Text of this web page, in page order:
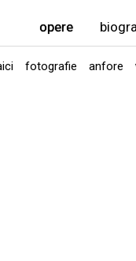
opere
fotografie anfore